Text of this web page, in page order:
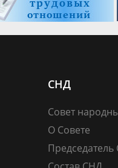
СНД
Совет
О Совете